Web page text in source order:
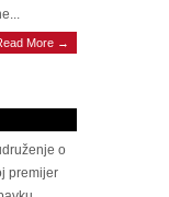
More →
o
premijer